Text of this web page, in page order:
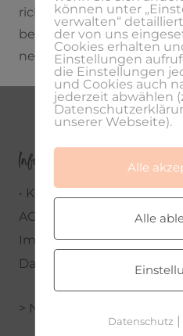
richtig und was sind die
beider Ansprachen – all
neuen Podcastfolge. Ich
Infos
• Kontakt •
AGBs
Impressum
Datenschutzerklärung
> Newsletter & Freebie <
können unter
verwalten“
der von uns
Cookies erhalten
Einstellungen
die Einstellungen
und Cookies auch
jederzeit abwählen
unserer Webseite).
Alle
Alle
Datenschutz |